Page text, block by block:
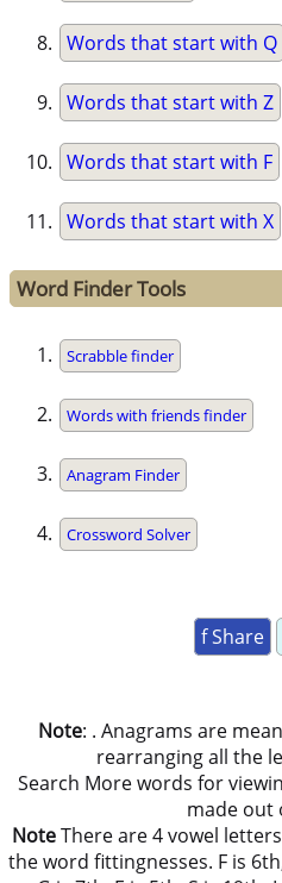
Words that start with Q
Words that start with Z
Words that start with F
Words that start with X
Word Finder Tools
Scrabble finder
Words with friends finder
Anagram Finder
Crossword Solver
f Share
Note: . Anagrams are
rearranging all the
Search More words for
made out
NoteThere are 4 vowel
the word fittingnesses. F is